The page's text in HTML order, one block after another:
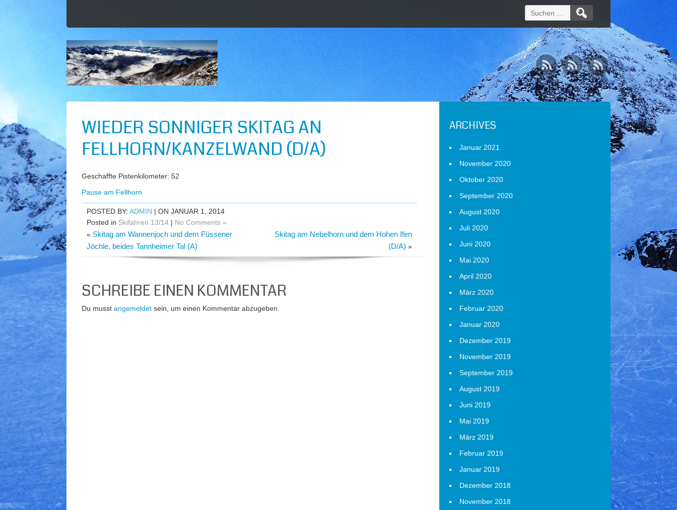
Suchen
nach:
WIEDER SONNIGER SKITAG AN
FELLHORN/KANZELWAND (D/A)
Geschaffte Pistenkilometer: 52
Pause am Fellhorn
POSTED BY: ADMIN | ON JANUAR 1, 2014
Posted in Skifahren 13/14 | No Comments »
« Skitag am Wannenjoch und dem Füssener
Jöchle, beides Tannheimer Tal (A)
Skitag am Nebelhorn und dem Hohen Ifen
(D/A) »
SCHREIBE EINEN KOMMENTAR
Du musst angemeldet sein, um einen Kommentar abzugeben.
ARCHIVES
Januar 2021
November 2020
Oktober 2020
September 2020
August 2020
Juli 2020
Juni 2020
Mai 2020
April 2020
März 2020
Februar 2020
Januar 2020
Dezember 2019
November 2019
September 2019
August 2019
Juni 2019
Mai 2019
März 2019
Februar 2019
Januar 2019
Dezember 2018
November 2018